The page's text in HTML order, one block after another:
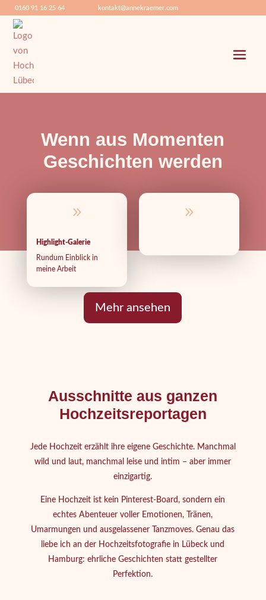
0160 91 16 25 64 kontakt@annekraemer.com
Wenn aus Momenten
Geschichten werden
9
Highlight-Galerie
Rundum Einblick in
meine Arbeit
9
Mehr ansehen
Ausschnitte aus ganzen
Hochzeitsreportagen
Jede Hochzeit erzählt ihre eigene Geschichte. Manchmal
wild und laut, manchmal leise und intim – aber immer
einzigartig.
Eine Hochzeit ist kein Pinterest-Board, sondern ein
echtes Abenteuer voller Emotionen, Tränen,
Umarmungen und ausgelassener Tanzmoves. Genau das
liebe ich an der Hochzeitsfotografie in Lübeck und
Hamburg: ehrliche Geschichten statt gestellter
Perfektion.